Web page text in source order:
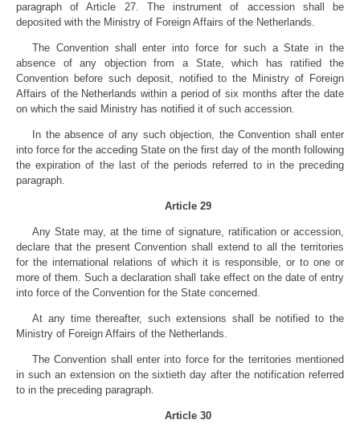
paragraph of Article 27. The instrument of accession shall be
deposited with the Ministry of Foreign Affairs of the Netherlands.
The Convention shall enter into force for such a State in the
absence of any objection from a State, which has ratified the
Convention before such deposit, notified to the Ministry of Foreign
Affairs of the Netherlands within a period of six months after the date
on which the said Ministry has notified it of such accession.
In the absence of any such objection, the Convention shall enter
into force for the acceding State on the first day of the month following
the expiration of the last of the periods referred to in the preceding
paragraph.
Article 29
Any State may, at the time of signature, ratification or accession,
declare that the present Convention shall extend to all the territories
for the international relations of which it is responsible, or to one or
more of them. Such a declaration shall take effect on the date of entry
into force of the Convention for the State concerned.
At any time thereafter, such extensions shall be notified to the
Ministry of Foreign Affairs of the Netherlands.
The Convention shall enter into force for the territories mentioned
in such an extension on the sixtieth day after the notification referred
to in the preceding paragraph.
Article 30